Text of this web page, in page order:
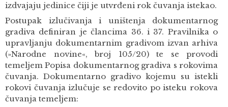
izdvajaju jedinice čiji je utvrđeni rok čuvanja istekao.
Postupak izlučivanja i uništenja dokumentarnog
gradiva definiran je člancima 36. i 37. Pravilnika o
upravljanju dokumentarnim gradivom izvan arhiva
(»Narodne novine«, broj 105/20) te se provodi
temeljem Popisa dokumentarnog gradiva s rokovima
čuvanja. Dokumentarno gradivo kojemu su istekli
rokovi čuvanja izlučuje se redovito po isteku rokova
čuvanja temeljem: